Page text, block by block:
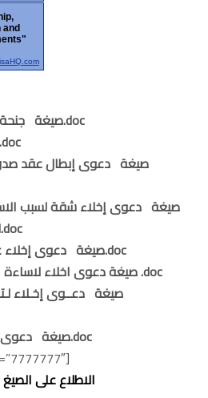
صيغة جنحة مباشرة شيك بدون رصيد.doc
صيغة دعوى إبدال خبير.doc
صيغة دعوى إبطال عقد
صيغة دعوى إخلاء شقة لسبب
للراحة أو المنافي للآداب.doc
صيغة دعوى إخلاء عقار للهدم وإعادة البناء.doc
صيغة دعوى اخلاء لاساءة الاستخدام او الاستعمال .doc
صيغة دعــوى إخـلاء
صيغة دعوى اخلاء لعدم سداد الأجرة.doc